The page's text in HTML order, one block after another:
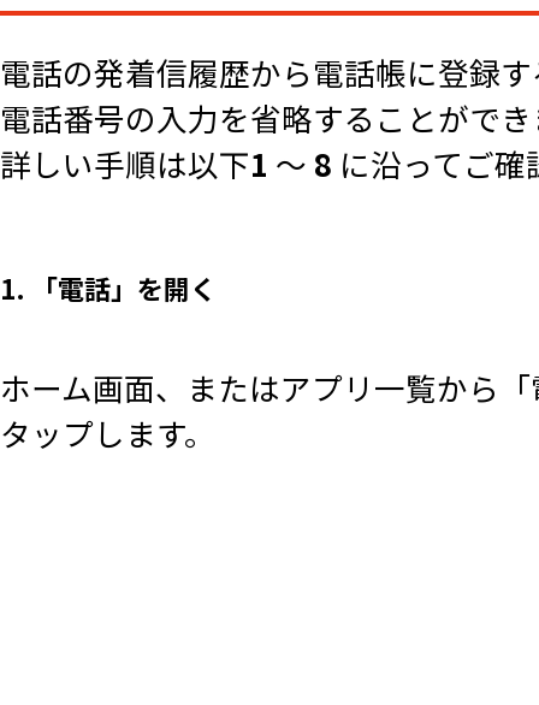
電話の発着信履歴から電話帳に登録
電話番号の入力を省略することがで
詳しい手順は以下1 ～ 8 に沿ってご
1. 「電話」を開く
ホーム画面、またはアプリ一覧から
タップします。